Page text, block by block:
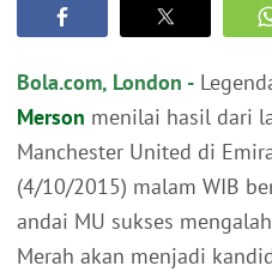
Bola.com, London -
Merson menilai hasil dari
Manchester United di
(4/10/2015) malam WIB
andai MU sukses
Merah akan menjadi